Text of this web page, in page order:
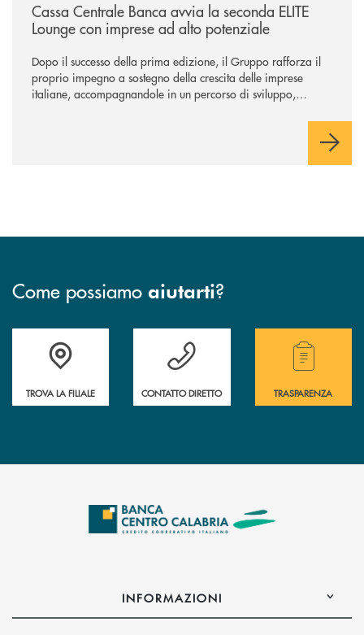
Cassa Centrale Banca avvia la seconda ELITE
Lounge con imprese ad alto potenziale
Dopo il successo della prima edizione, il Gruppo rafforza il
proprio impegno a sostegno della crescita delle imprese
italiane, accompagnandole in un percorso di sviluppo,
Come possiamo aiutarti?
Accedi all' elenco completo delle filiali .
TROVA LA FILIALE
Hai bisogno di assistenza immediata ?
CONTATTO DIRETTO
Hai bisogno di
TRASPARENZA
INFORMAZIONI